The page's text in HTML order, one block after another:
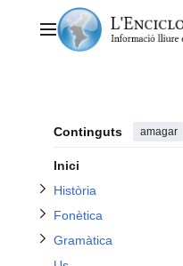
contingutMenú principal
Continguts amagar
Inici
Història
Alternar subsecció Història
Fonètica
Alternar subsecció Fonètica
Gramàtica
Alternar subsecció Gramàtica
Alternar subsecció Documentació general sobre la llengua valenciana